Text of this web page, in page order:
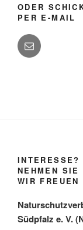
ODER
PER E-MAIL
INTERESSE?
NEHMEN SIE
WIR FREUEN
Südpfalz e. V.